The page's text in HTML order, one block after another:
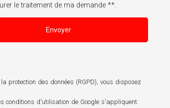
le traitement de ma demande **.
Envoyer
protection des données (RGPD), vous disposez
conditions d'utilisation de Google s'appliquent.